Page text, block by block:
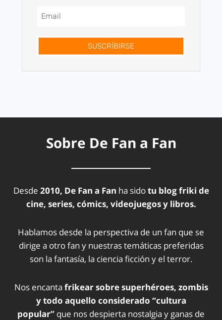
SUSCRÍBIRSE
Sobre De Fan a Fan
Desde 2010, De Fan a Fan ha sidotu blog friki de
cine, series, cómics, videojuegos y libros.
Hablamos desde la perspectiva de un fan que se
dirige a otro fan y nuestras temáticas preferidas
son la fantasía, la ciencia ficción y el terror.
Nos encanta frikear sobre superhéroes, zombis
y todo aquello considerado “cultura
popular” que nos despierta nostalgia y ganas de